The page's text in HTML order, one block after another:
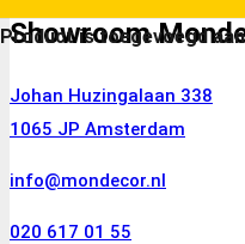
Productis toegevoegd
Showroom
Johan Huzingalaan 338
1065 JP Amsterdam
info@mondecor.nl
020 617 01 55